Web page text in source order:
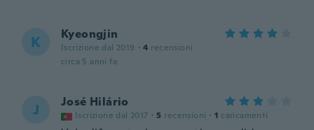
K Kyeongjin
Iscrizione dal 2019 · 4 recensioni
circa 5 anni fa
J José Hilário
Iscrizione dal 2017 · 5 recensioni · 1 caricamenti